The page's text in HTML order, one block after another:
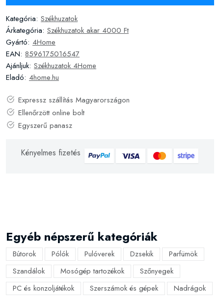
Kategória: Székhuzatok
Árkategória: Székhuzatok akar 4000 Ft
Gyártó: 4Home
EAN: 8596175016547
Ajánljuk: Székhuzatok 4Home
Eladó: 4home.hu
Expressz szállítás Magyarországon
Ellenőrzött online bolt
Egyszerű panasz
Kényelmes fizetés
Egyéb népszerű kategóriák
Bútorok Pólók Pulóverek Dzsekik
Parfümök
Szandálok
Mosógép tartozékok
Szőnyegek
PC és konzoljátékok
Szerszámok és gépek
Nadrágok